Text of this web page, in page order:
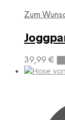
Zum
39,99 €